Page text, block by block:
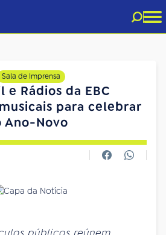
Sala de Imprensa
e Rádios da EBC
para celebrar
Ano-Novo